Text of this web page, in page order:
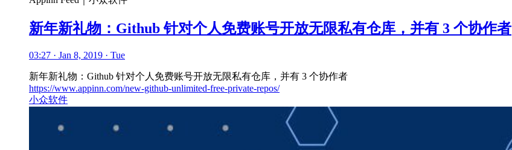
新年新礼物：Github 针对个人免费账号开放无限私有仓库，并有 3 个协作者
03:27 · Jan 8, 2019 · Tue
新年新礼物：Github 针对个人免费账号开放无限私有仓库，并有 3 个协作者
https://www.appinn.com/new-github-unlimited-free-private-repos/
小众软件